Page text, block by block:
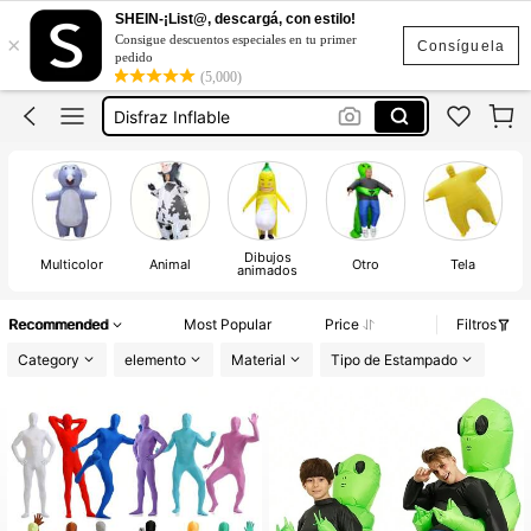
Consíguela
×
SHEIN-¡List@, descargá, con estilo!
Consigue descuentos especiales en tu primer
pedido
(5,000)
Botargas Inflable
Botarga Inflable
Disfraz Inflable
Botargas
Botargas Inflable
Botarga Inflable
Multicolor Animal Dibujos
animados Otro Tela
Recommended Most Popular Price
Filtros
Category
elemento Material Tipo de Estampado